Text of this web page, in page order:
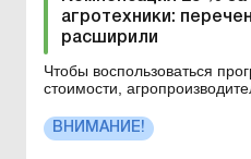
агротехники:
расширили
Чтобы воспользоваться
стоимости,
на сайте Минэкономіки,
заявку через
ВНИМАНИЕ!